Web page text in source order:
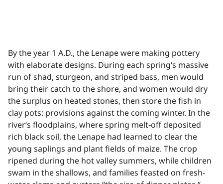
By the year 1 A.D., the Lenape were making pottery
with elaborate designs. During each spring‘s massive
run of shad, sturgeon, and striped bass, men would
bring their catch to the shore, and women would dry
the surplus on heated stones, then store the fish in
clay pots: provisions against the coming winter. In the
river‘s floodplains, where spring melt-off deposited
rich black soil, the Lenape had learned to clear the
young saplings and plant fields of maize. The crop
ripened during the hot valley summers, while children
swam in the shallows, and families feasted on fresh-